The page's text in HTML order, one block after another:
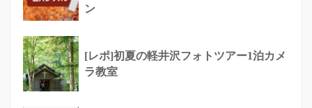
ン
[レポ]初夏の軽井沢フォトツアー1泊カメ
ラ教室